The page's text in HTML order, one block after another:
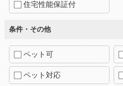
住宅性能保証付
条件・その他
ペット可
ペット対応